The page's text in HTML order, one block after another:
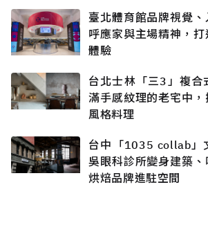
臺北體育館品牌視覺、
呼應家與主場精神，
體驗
台北士林「三3」複合
滿手感紋理的老宅中
風格料理
台中「1035 collab」
吳眼科診所變身建築、
烘焙品牌進駐空間